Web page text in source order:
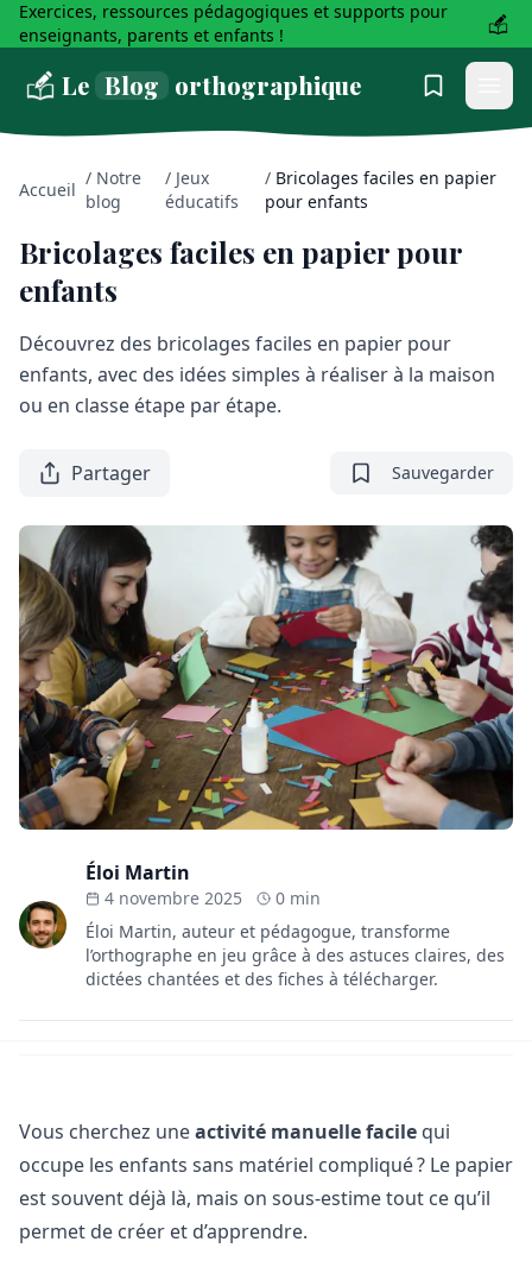
Exercices, ressources pédagogiques et supports pour
enseignants, parents et enfants !
Le Blog orthographique
Accueil
/ Notre
blog
/ Jeux
éducatifs
/ Bricolages faciles en papier
pour enfants
Bricolages faciles en papier pour
enfants
Découvrez des bricolages faciles en papier pour
enfants, avec des idées simples à réaliser à la maison
ou en classe étape par étape.
Partager Sauvegarder
Éloi Martin
4 novembre 2025
0 min
Éloi Martin, auteur et pédagogue, transforme
l’orthographe en jeu grâce à des astuces claires, des
dictées chantées et des fiches à télécharger.
Vous cherchez uneactivité manuelle facile qui
occupe les enfants sans matériel compliqué ? Le papier
est souvent déjà là, mais on sous-estime tout ce qu’il
permet de créer et d’apprendre.